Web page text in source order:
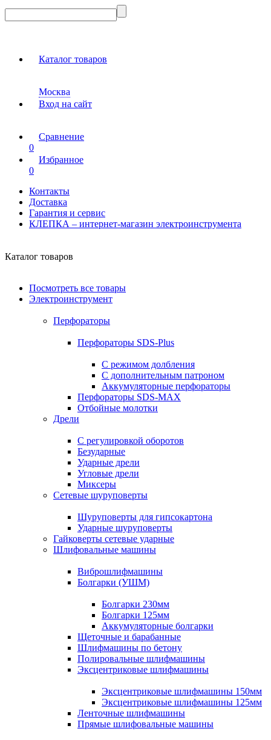
Каталог товаров
Москва
Вход на сайт
Сравнение
0
Избранное
0
Контакты
Доставка
Гарантия и сервис
КЛЕПКА – интернет-магазин электроинструмента
Каталог товаров
Посмотреть все товары
Электроинструмент
Перфораторы
Перфораторы SDS-Plus
С режимом долбления
С дополнительным патроном
Аккумуляторные перфораторы
Перфораторы SDS-MAX
Отбойные молотки
Дрели
С регулировкой оборотов
Безударные
Ударные дрели
Угловые дрели
Миксеры
Сетевые шуруповерты
Шуруповерты для гипсокартона
Ударные шуруповерты
Гайковерты сетевые ударные
Шлифовальные машины
Виброшлифмашины
Болгарки (УШМ)
Болгарки 230мм
Болгарки 125мм
Аккумуляторные болгарки
Щеточные и барабанные
Шлифмашины по бетону
Полировальные шлифмашины
Эксцентриковые шлифмашины
Эксцентриковые шлифмашины 150мм
Эксцентриковые шлифмашины 125мм
Ленточные шлифмашины
Прямые шлифовальные машины